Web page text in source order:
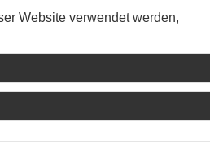
Website verwendet werden,